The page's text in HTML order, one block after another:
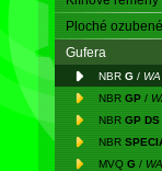
Ploché
Gufera
NBR G / WA
NBR GP /
NBR GP DS
NBR
MVQ G / WA